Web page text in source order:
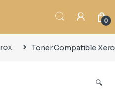
0
Toner Compatible
🔍